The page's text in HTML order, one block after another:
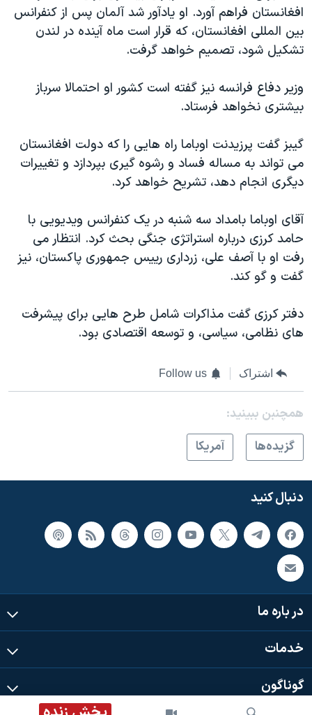
افغانستان فراهم آورد. او یادآور شد آلمان پس از کنفرانس
بین المللی افغانستان، که قرار است ماه آینده در لندن
تشکیل شود، تصمیم خواهد گرفت.
وزیر دفاع فرانسه نیز گفته است کشور او احتمالا سرباز
بیشتری نخواهد فرستاد.
گیبز گفت پرزیدنت اوباما راه هایی را که دولت افغانستان
می تواند به مساله فساد و رشوه گیری بپردازد و تغییرات
دیگری انجام دهد، تشریح خواهد کرد.
آقای اوباما بامداد سه شنبه در یک کنفرانس ویدیویی با
حامد کرزی درباره استراتژی جنگی بحث کرد. انتظار می
رفت او با آصف علی، زرداری رییس جمهوری پاکستان، نیز
گفت و گو کند.
دفتر کرزی گفت مذاکرات شامل طرح هایی برای پیشرفت
های نظامی، سیاسی، و توسعه اقتصادی بود.
اشتراک Follow us
همچنبن ببینید:
گزيده‌ها
آمريکا
دنبال کنید
در باره ما
خدمات
گوناگون